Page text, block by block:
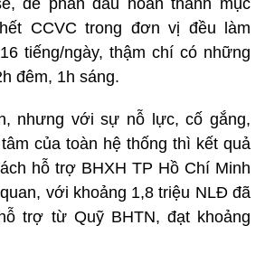
CCVC trong đơn vị đều làm
tiếng/ngày, thậm chí có những
đêm, 1h sáng.
nhưng với sự nỗ lực, cố gắng,
của toàn hệ thống thì kết quả
hỗ trợ BHXH TP Hồ Chí Minh
với khoảng 1,8 triệu NLĐ đã
trợ từ Quỹ BHTN, đạt khoảng